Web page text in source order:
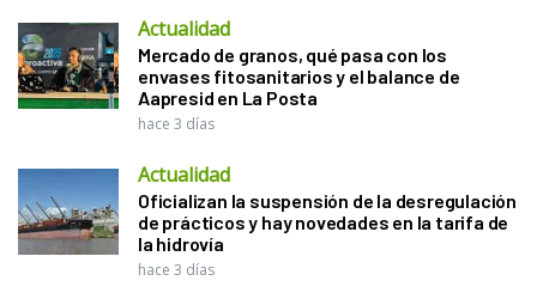
Actualidad
Mercado de granos, qué pasa con los
envases fitosanitarios y el balance de
Aapresid en La Posta
hace 3 días
Actualidad
Oficializan la suspensión de la desregulación
de prácticos y hay novedades en la tarifa de
la hidrovía
hace 3 días